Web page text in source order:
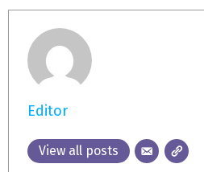
Editor
View all posts